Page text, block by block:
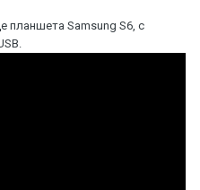
планшета Samsung S6, с